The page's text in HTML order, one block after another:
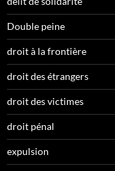
Double peine
droit à la frontière
droit des étrangers
droit des victimes
droit pénal
expulsion